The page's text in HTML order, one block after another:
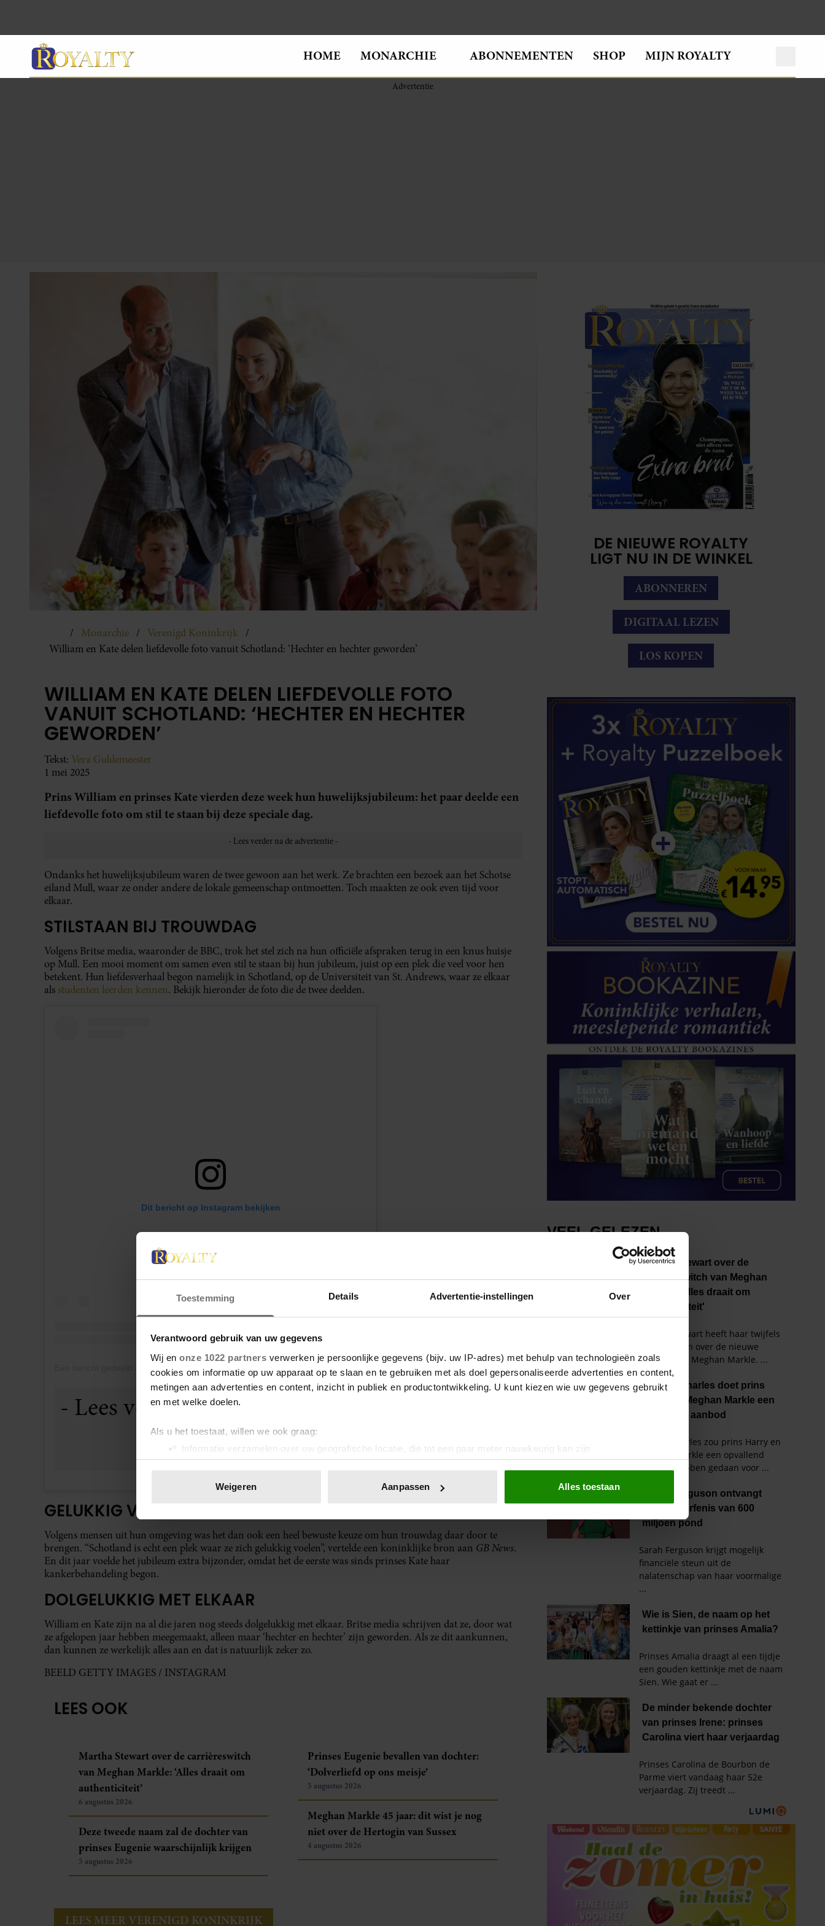
Toestemming Details Advertentie-instellingen Over
Verantwoord gebruik van uw gegevens
Wij en onze 1022 partners verwerken je persoonlijke gegevens (bijv. uw IP-adres) met behulp van technologieën zoals
cookies om informatie op uw apparaat op te slaan en te gebruiken met als doel gepersonaliseerde advertenties en content,
metingen aan advertenties en content, inzicht in publiek en productontwikkeling. U kunt kiezen wie uw gegevens gebruikt
en met welke doelen.
Als u het toestaat, willen we ook graag:
Informatie verzamelen over uw geografische locatie, die tot een paar meter nauwkeurig kan zijn
Uw apparaat identificeren door het actief te scannen op specifieke eigenschappen (fingerprinting)
toestemming op elk moment wijzigen of intrekken in de Cookieverklaring.
We gebruiken cookies om content en advertenties te personaliseren, om functies voor social media te bieden en om ons
websiteverkeer te analyseren. Ook delen we informatie over uw gebruik van onze site met onze partners voor social
media, adverteren en analyse. Deze partners kunnen deze gegevens combineren met andere informatie die u aan ze heeft
verstrekt of die ze hebben verzameld op basis van uw gebruik van hun services. U gaat akkoord met onze cookies als u
Weigeren Aanpassen Alles toestaan
HOME MONARCHIE ABONNEMENTEN SHOP MIJN ROYALTY
Monarchie
Verenigd Koninkrijk
William en Kate delen liefdevolle foto vanuit Schotland: ‘Hechter en hechter geworden’
WILLIAM EN KATE DELEN LIEFDEVOLLE FOTO
VANUIT SCHOTLAND: ‘HECHTER EN HECHTER
GEWORDEN’
Tekst: Vera Guldemeester
1 mei 2025
Prins William en prinses Kate vierden deze week hun huwelijksjubileum: het paar deelde een
liefdevolle foto om stil te staan bij deze speciale dag.
Ondanks het huwelijksjubileum waren de twee gewoon aan het werk. Ze brachten een bezoek aan het Schotse
eiland Mull, waar ze onder andere de lokale gemeenschap ontmoetten. Toch maakten ze ook even tijd voor
elkaar.
STILSTAAN BIJ TROUWDAG
Volgens Britse media, waaronder de BBC, trok het stel zich na hun officiële afspraken terug in een knus huisje
op Mull. Een mooi moment om samen even stil te staan bij hun jubileum, juist op een plek die veel voor hen
betekent. Hun liefdesverhaal begon namelijk in Schotland, op de Universiteit van St. Andrews, waar ze elkaar
als studenten leerden kennen. Bekijk hieronder de foto die de twee deelden.
Dit bericht op Instagram bekijken
GELUKKIG VOELEN IN SCHOTLAND
Volgens mensen uit hun omgeving was het dan ook een heel bewuste keuze om hun trouwdag daar door te
brengen. “Schotland is echt een plek waar ze zich gelukkig voelen”, vertelde een koninklijke bron aan GB News.
En dit jaar voelde het jubileum extra bijzonder, omdat het de eerste was sinds prinses Kate haar
kankerbehandeling begon.
DOLGELUKKIG MET ELKAAR
William en Kate zijn na al die jaren nog steeds dolgelukkig met elkaar. Britse media schrijven dat ze, door wat
ze afgelopen jaar hebben meegemaakt, alleen maar ‘hechter en hechter’ zijn geworden. Als ze dit aankunnen,
dan kunnen ze werkelijk alles aan en dat is natuurlijk zeker zo.
BEELD GETTY IMAGES / INSTAGRAM
LEES OOK
Martha Stewart over de carrièreswitch
van Meghan Markle: ‘Alles draait om
authenticiteit’
6 augustus 2026
Deze tweede naam zal de dochter van
prinses Eugenie waarschijnlijk krijgen
5 augustus 2026
Prinses Eugenie bevallen van dochter:
‘Dolverliefd op ons meisje’
5 augustus 2026
Meghan Markle 45 jaar: dit wist je nog
niet over de Hertogin van Sussex
4 augustus 2026
LEES MEER VERENIGD KONINKRIJK
DE NIEUWE ROYALTY
LIGT NU IN DE WINKEL
ABONNEREN
DIGITAAL LEZEN
LOS KOPEN